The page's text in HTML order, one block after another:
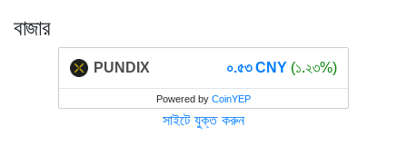
বাজার
PUNDIX ০.৫৩ CNY (১.২৩%)
Powered by CoinYEP
সাইটে যুক্ত করুন